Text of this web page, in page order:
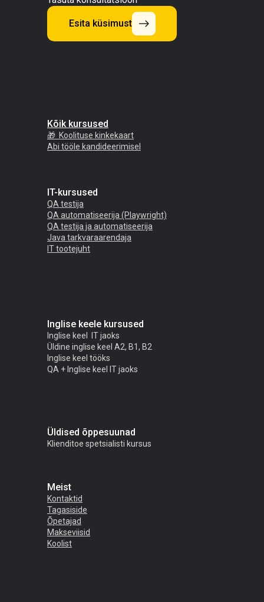
Esita küsimust
Meist
Kontaktid
Tagasiside
Õpetajad
Makseviisid
Koolist
Üldised õppesuunad
Klienditoe spetsialisti kursus
Inglise keele kursused
Inglise keel IT jaoks
Üldine inglise keel A2, B1, B2
Inglise keel tööks
QA + Inglise keel IT jaoks
Kõik kursused
🎁 Koolituse kinkekaart
Abi tööle kandideerimisel
IT-kursused
QA testija
QA automatiseerija (Playwright)
QA testija ja automatiseerija
Java tarkvaraarendaja
IT tootejuht